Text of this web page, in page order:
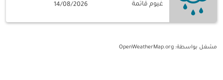
غيوم قاتمة
14/08/2026
مشغل بواسطة: OpenWeatherMap.org